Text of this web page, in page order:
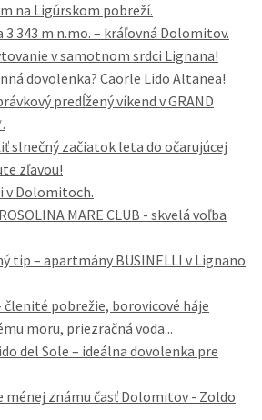
na Ligúrskom pobreží.
3 343 m n.mo. – kráľovná Dolomitov.
v samotnom srdci Lignana!
dovolenka? Caorle Lido Altanea!
predĺžený víkend v GRAND
slnečný začiatok leta do očarujúcej
zľavou!
v Dolomitoch.
MARE CLUB - skvelá voľba
tip – apartmány BUSINELLI v Lignano
členité pobrežie, borovicové háje
moru, priezračná voda...
del Sole – ideálna dovolenka pre
ménej známu časť Dolomitov - Zoldo